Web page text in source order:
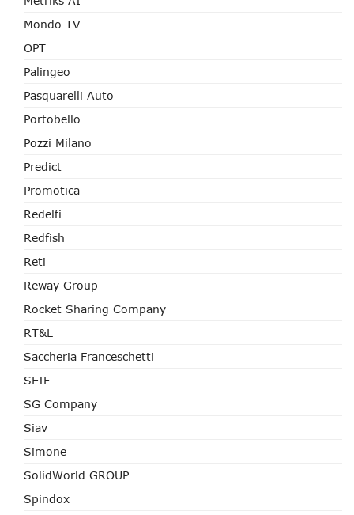
Mondo TV
OPT
Palingeo
Pasquarelli Auto
Portobello
Pozzi Milano
Predict
Promotica
Redelfi
Redfish
Reti
Reway Group
Rocket Sharing Company
RT&L
Saccheria Franceschetti
SEIF
SG Company
Siav
Simone
SolidWorld GROUP
Spindox